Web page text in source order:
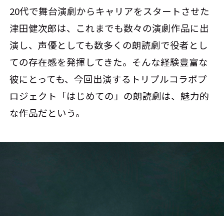
20代で舞台演劇からキャリアをスタートさせた
津田健次郎は、これまでも数々の演劇作品に出
演し、声優としても数多くの朗読劇で役者とし
ての存在感を発揮してきた。そんな経験豊富な
彼にとっても、今回出演するトリプルコラボプ
ロジェクト「はじめての」の朗読劇は、魅力的
な作品だという。